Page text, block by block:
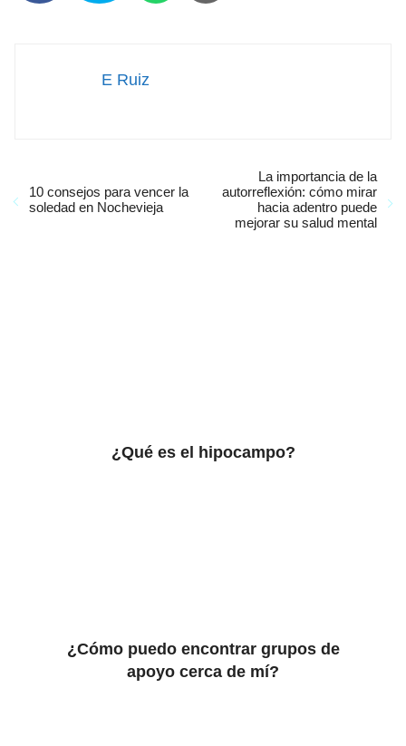
E Ruiz
10 consejos para vencer la
soledad en Nochevieja
La importancia de la
autorreflexión: cómo mirar
hacia adentro puede
mejorar su salud mental
¿Qué es el hipocampo?
¿Cómo puedo encontrar grupos de
apoyo cerca de mí?